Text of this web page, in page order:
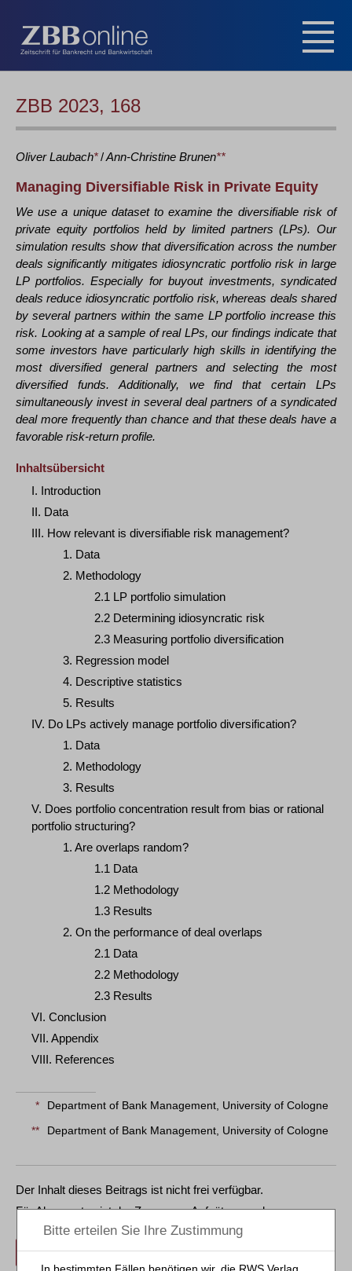
ZBB 2023, 168
Oliver Laubach*/Ann-Christine Brunen**
Managing Diversifiable Risk in Private Equity
We use a unique dataset to examine the diversifiable risk of
private equity portfolios held by limited partners (LPs). Our
simulation results show that diversification across the number
deals significantly mitigates idiosyncratic portfolio risk in large
LP portfolios. Especially for buyout investments, syndicated
deals reduce idiosyncratic portfolio risk, whereas deals shared
by several partners within the same LP portfolio increase this
risk. Looking at a sample of real LPs, our findings indicate that
some investors have particularly high skills in identifying the
most diversified general partners and selecting the most
diversified funds. Additionally, we find that certain LPs
simultaneously invest in several deal partners of a syndicated
deal more frequently than chance and that these deals have a
favorable risk-return profile.
Inhaltsübersicht
I. Introduction
II. Data
III. How relevant is diversifiable risk management?
1. Data
2. Methodology
2.1 LP portfolio simulation
2.2 Determining idiosyncratic risk
2.3 Measuring portfolio diversification
3. Regression model
4. Descriptive statistics
5. Results
IV. Do LPs actively manage portfolio diversification?
1. Data
2. Methodology
3. Results
V. Does portfolio concentration result from bias or rational
portfolio structuring?
1. Are overlaps random?
1.1 Data
1.2 Methodology
1.3 Results
2. On the performance of deal overlaps
2.1 Data
2.2 Methodology
2.3 Results
VI. Conclusion
VII. Appendix
VIII. References
* Department of Bank Management, University of Cologne
** Department of Bank Management, University of Cologne
Der Inhalt dieses Beitrags ist nicht frei verfügbar.
Für Abonnenten ist der Zugang zu Aufsätzen und
Rechtsprechung frei.
Login